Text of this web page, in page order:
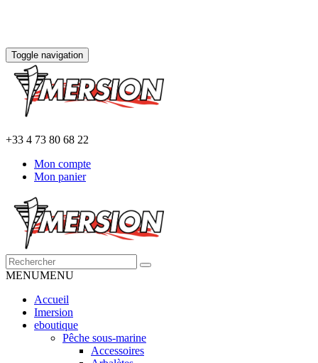
Toggle navigation
+33 4 73 80 68 22
Mon compte
Mon panier
MENUMENU
Accueil
Imersion
eboutique
Pêche sous-marine
Accessoires